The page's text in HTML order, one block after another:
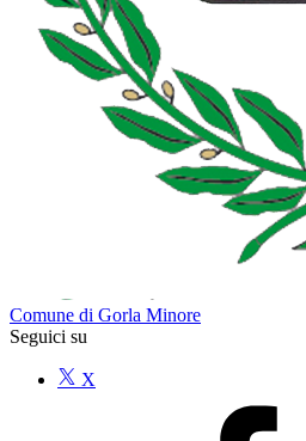
Comune di Gorla Minore
Seguici su
X